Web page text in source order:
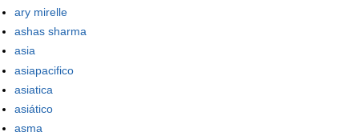
ary mirelle
ashas sharma
asia
asiapacifico
asiatica
asiático
asma